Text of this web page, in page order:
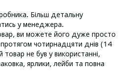
Більш детальну
у менеджера.
ви можете його дуже просто
чотирнадцяти днів (14
не був у використанні,
ярлики, лейби та повна